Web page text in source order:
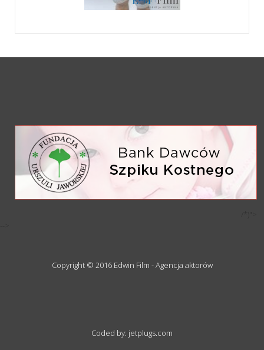
Copyright © 2016 Edwin Film - Agencja aktorów
Coded by: jetplugs.com